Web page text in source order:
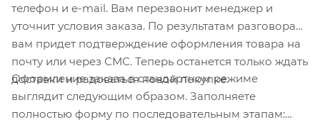
телефон и e-mail. Вам перезвонит менеджер и
уточнит условия заказа. По результатам разговора
вам придет подтверждение оформления товара на
почту или через СМС. Теперь останется только ждать
доставки и радоваться новой покупке.
Оформление заказа в стандартном режиме
выглядит следующим образом. Заполняете
полностью форму по последовательным этапам: